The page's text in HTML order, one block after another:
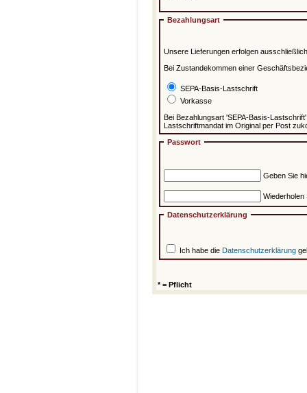
Bezahlungsart
Unsere Lieferungen erfolgen
Bei Zustandekommen einer
SEPA-Basis-Lastschrift
Vorkasse
Bei Bezahlungsart 'SEPA-Basis-
Lastschriftmandat im Original per Post
Passwort
Geben Sie
Wiederholen
Datenschutzerklärung
Ich habe die Datenschutzerklärung
* = Pflicht